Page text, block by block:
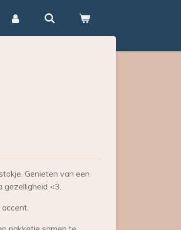
Genieten van een
gezelligheid <3.